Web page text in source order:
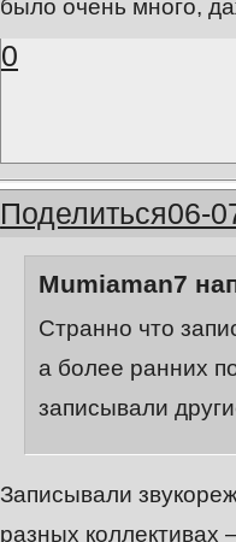
было очень много,
0
Поделиться06-
Mumiaman7
Странно что
а более ранних
записывали
Записывали
разных